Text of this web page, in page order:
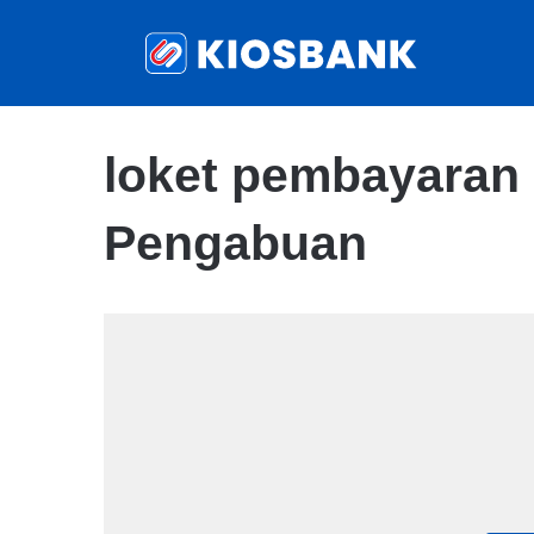
loket pembayaran
Pengabuan